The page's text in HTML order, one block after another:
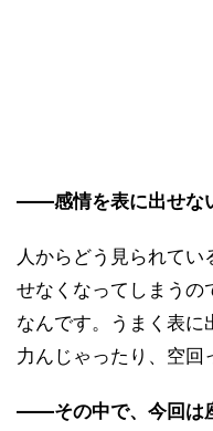
――感情を表に出せな
人からどう見られて
せなくなってしまうの
なんです。うまく表に
力んじゃったり、空回
――その中で、今回は